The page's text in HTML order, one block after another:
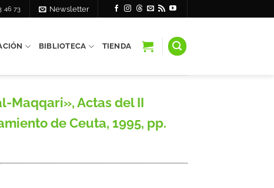
46 73 Newsletter
BIBLIOTECA TIENDA
Maqqari», Actas del II
de Ceuta, 1995, pp.